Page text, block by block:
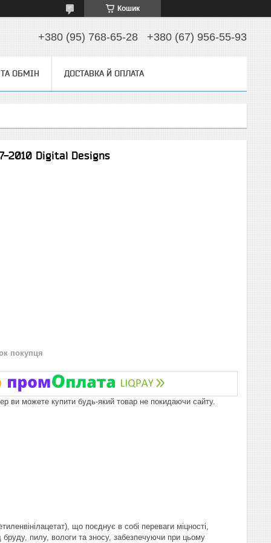
Кошик
+380 (95) 768-65-28 +380 (67) 956-55-93
ОБМІН ДОСТАВКА Й ОПЛАТА
2010 Digital Designs
покупця
ви можете купити будь-який товар не покидаючи сайту.
що поєднує в собі переваги міцності,
бруду, пилу, вологи та зносу, забезпечуючи при цьому